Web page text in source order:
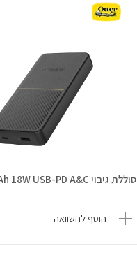
סוללת גיבוי 10KmAh 18W USB-PD A&C
הוסף להשוואה